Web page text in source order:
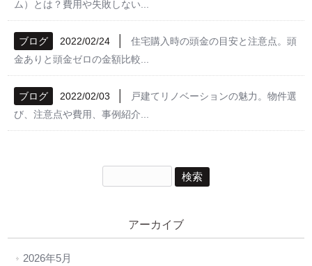
ム）とは？費用や失敗しない...
ブログ 2022/02/24
住宅購入時の頭金の目安と注意点。頭
金ありと頭金ゼロの金額比較...
ブログ 2022/02/03
戸建てリノベーションの魅力。物件選
び、注意点や費用、事例紹介...
アーカイブ
2026年5月